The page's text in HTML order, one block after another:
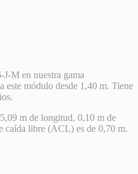
J-M en nuestra gama
este módulo desde 1,40 m. Tiene
m de longitud, 0,10 m de
caída libre (ACL) es de 0,70 m.